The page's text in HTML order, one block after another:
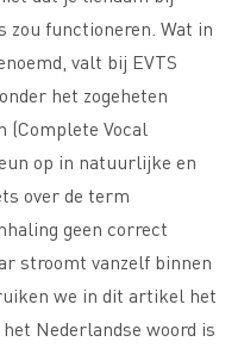
zou functioneren. Wat in
valt bij EVTS
het zogeheten
(Complete Vocal
op in natuurlijke en
over de term
geen correct
stroomt vanzelf binnen
we in dit artikel het
Nederlandse woord is